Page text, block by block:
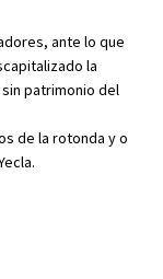
ante lo que
la
patrimonio del
de la rotonda y o